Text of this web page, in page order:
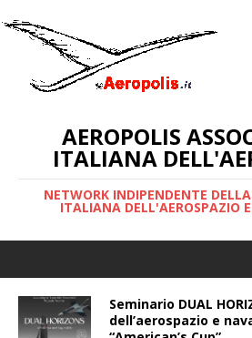
AEROPOLIS
ITALIANA
NETWORK INDIPENDENTE
ITALIANA DELL'AEROSPAZIO
Seminario DUAL
dell’aerospazio e